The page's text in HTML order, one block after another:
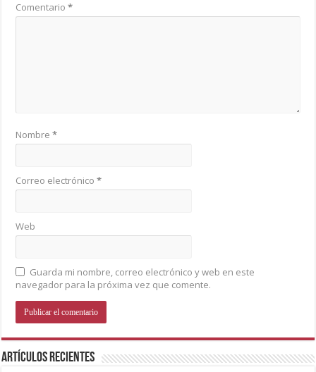
Comentario*
Nombre*
Correo electrónico*
Web
Guarda mi nombre, correo electrónico y web en este
navegador para la próxima vez que comente.
Artículos recientes